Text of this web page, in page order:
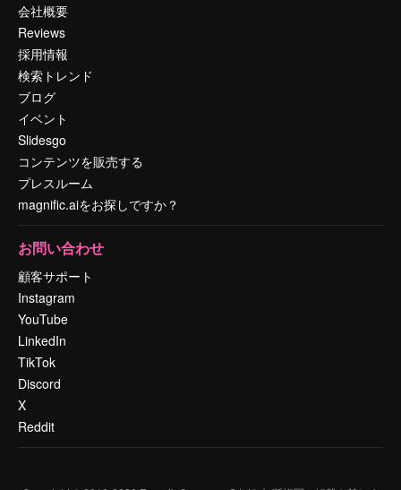
会社概要
Reviews
採用情報
検索トレンド
ブログ
イベント
Slidesgo
コンテンツを販売する
プレスルーム
magnific.aiをお探しですか？
お問い合わせ
顧客サポート
Instagram
YouTube
LinkedIn
TikTok
Discord
X
Reddit